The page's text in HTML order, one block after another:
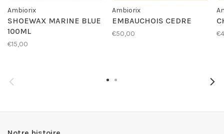
Ambiorix
SHOEWAX MARINE BLUE
100ML
€15,00
Ambiorix
EMBAUCHOIS CEDRE
€50,00